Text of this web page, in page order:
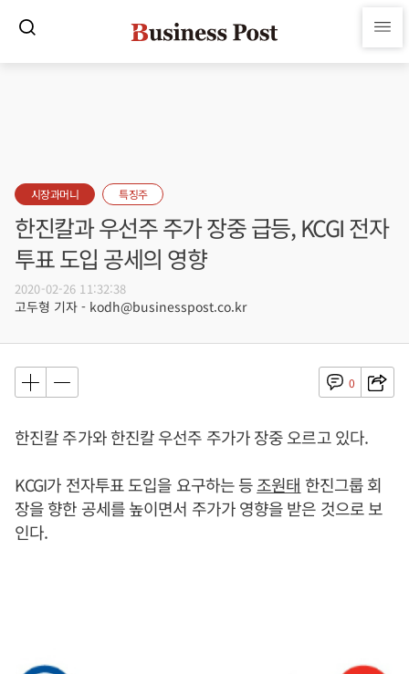
시장과머니 특징주
한진칼과 우선주 주가 장중 급등, KCGI 전자
투표 도입 공세의 영향
2020-02-26 11:32:38
고두형 기자 - kodh@businesspost.co.kr
0
한진칼 주가와 한진칼 우선주 주가가 장중 오르고 있다.
KCGI가 전자투표 도입을 요구하는 등조원태 한진그룹 회
장을 향한 공세를 높이면서 주가가 영향을 받은 것으로 보
인다.